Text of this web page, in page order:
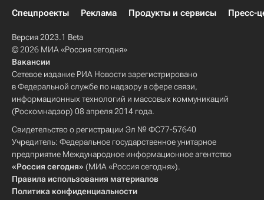
Спецпроекты
Реклама Продукты и сервисы Пресс-
Версия 2023.1 Beta
© 2026 МИА «Россия сегодня»
Вакансии
Сетевое издание РИА Новости зарегистрировано
в Федеральной службе по надзору в сфере связи,
информационных технологий и массовых коммуникаций
(Роскомнадзор) 08 апреля 2014 года.
Свидетельство о регистрации Эл № ФС77-57640
Учредитель: Федеральное государственное унитарное
предприятие Международное информационное агентство
«Россия сегодня» (МИА «Россия сегодня»).
Правила использования материалов
Политика конфиденциальности